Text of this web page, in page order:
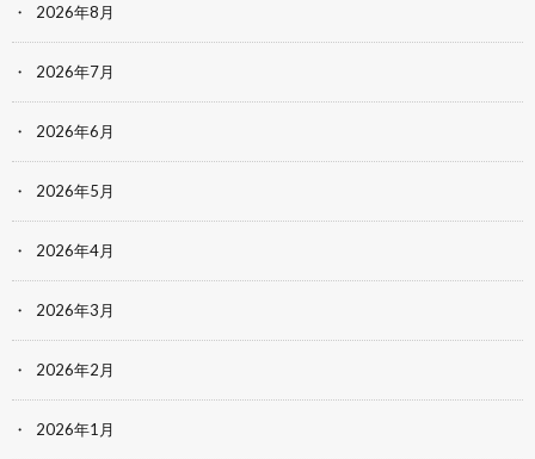
2026年8月
2026年7月
2026年6月
2026年5月
2026年4月
2026年3月
2026年2月
2026年1月